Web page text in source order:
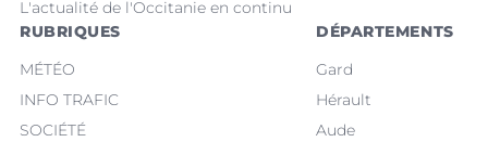
L'actualité de l'Occitanie en continu
RUBRIQUES
MÉTÉO
INFO TRAFIC
SOCIÉTÉ
DÉPARTEMENTS
Gard
Hérault
Aude